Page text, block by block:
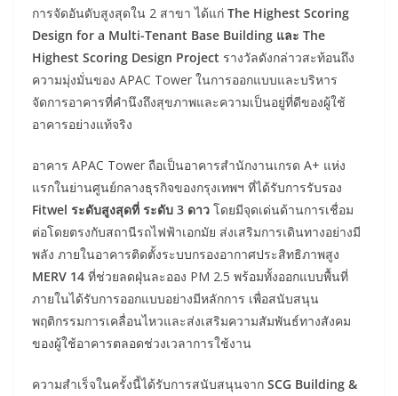
การจัดอันดับสูงสุดใน 2 สาขา ได้แก่ The Highest Scoring
Design for a Multi-Tenant Base Building และ The
Highest Scoring Design Project รางวัลดังกล่าวสะท้อนถึง
ความมุ่งมั่นของ APAC Tower ในการออกแบบและบริหาร
จัดการอาคารที่คำนึงถึงสุขภาพและความเป็นอยู่ที่ดีของผู้ใช้
อาคารอย่างแท้จริง
อาคาร APAC Tower ถือเป็นอาคารสำนักงานเกรด A+ แห่ง
แรกในย่านศูนย์กลางธุรกิจของกรุงเทพฯ ที่ได้รับการรับรอง
Fitwel ระดับสูงสุดที่ ระดับ 3 ดาว โดยมีจุดเด่นด้านการเชื่อม
ต่อโดยตรงกับสถานีรถไฟฟ้าเอกมัย ส่งเสริมการเดินทางอย่างมี
พลัง ภายในอาคารติดตั้งระบบกรองอากาศประสิทธิภาพสูง
MERV 14 ที่ช่วยลดฝุ่นละออง PM 2.5 พร้อมทั้งออกแบบพื้นที่
ภายในได้รับการออกแบบอย่างมีหลักการ เพื่อสนับสนุน
พฤติกรรมการเคลื่อนไหวและส่งเสริมความสัมพันธ์ทางสังคม
ของผู้ใช้อาคารตลอดช่วงเวลาการใช้งาน
ความสำเร็จในครั้งนี้ได้รับการสนับสนุนจาก SCG Building &